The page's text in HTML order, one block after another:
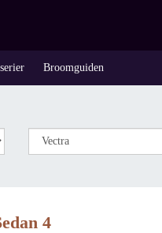
Broomguiden
4